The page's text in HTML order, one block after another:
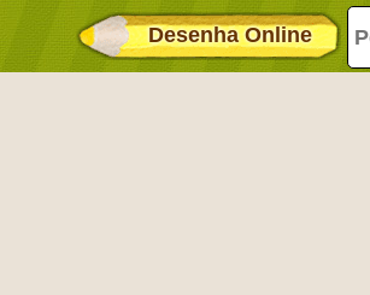
Desenha Online